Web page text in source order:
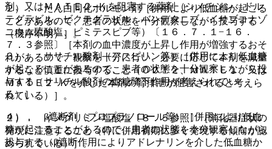
剤、又はＭＡＴＥ２−Ｋを阻害する薬剤（シメチジン、ドル
テグラビル、ビクテグラビル、バンデタニブ、イサブコナゾ
ニウム硫酸塩、ピミテスピブ等）〔１６．７．１−１６．
７．３参照〕［本剤の血中濃度が上昇し作用が増強するおそ
れがあるので、観察を十分に行い、必要に応じて本剤を減量
するなど慎重に投与すること（ＯＣＴ２、ＭＡＴＥ１、又は
ＭＡＴＥ２−Ｋを介した本剤の腎排泄が阻害されると考えら
れている）］。
２）． イメグリミン塩酸塩〔８．５参照〕［消化器症状の
発現に注意すること（特に併用初期に多く発現する傾向が認
められている）］。
２）． たん白同化ホルモン剤［併用により低血糖が起こる
ことがあるので、患者の状態を十分観察しながら投与する
（機序不明）］。
３）． サリチル酸剤（アスピリン等）［併用により低血糖
が起こることがあるので、患者の状態を十分観察しながら投
与する（サリチル酸剤の血糖降下作用が考えられてい
る）］。
４）． β遮断剤（プロプラノロール等）［併用により低血
糖が起こることがあるので、患者の状態を十分観察しながら
投与する（β遮断作用によりアドレナリンを介した低血糖か